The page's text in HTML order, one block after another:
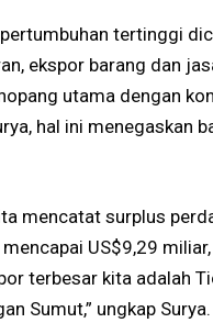
tertinggi
ekspor barang dan
utama dengan
hal ini menegaskan
mencatat surplus
US$9,29
terbesar kita adalah
Sumut,” ungkap Surya.